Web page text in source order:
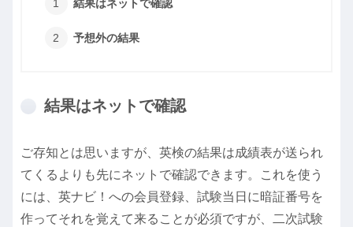
結果はネットで確認
予想外の結果
結果はネットで確認
ご存知とは思いますが、英検の結果は成績表が送られ
てくるよりも先にネットで確認できます。これを使う
には、英ナビ！への会員登録、試験当日に暗証番号を
作ってそれを覚えて来ることが必須ですが、二次試験